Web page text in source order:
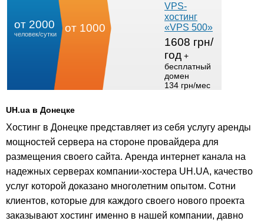
от 2000
человек/сутки от 1000
VPS-
хостинг
«VPS 500»
1608 грн/
год +
бесплатный
домен
134 грн/мес
UH.ua в Донецке
Хостинг в Донецке представляет из себя услугу аренды
мощностей сервера на стороне провайдера для
размещения своего сайта. Аренда интернет канала на
надежных серверах компании-хостера UH.UA, качество
услуг которой доказано многолетним опытом. Сотни
клиентов, которые для каждого своего нового проекта
заказывают хостинг именно в нашей компании, давно